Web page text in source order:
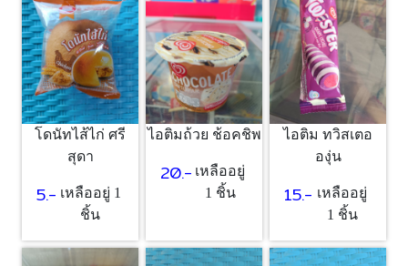
โดนัทไส้ไก่ ศรี
สุดา
5.- เหลืออยู่ 1
ชิ้น
ไอติมถ้วย ช้อคชิพ
20.- เหลืออยู่
1 ชิ้น
ไอติม ทวิสเตอ
องุ่น
15.- เหลืออยู่
1 ชิ้น